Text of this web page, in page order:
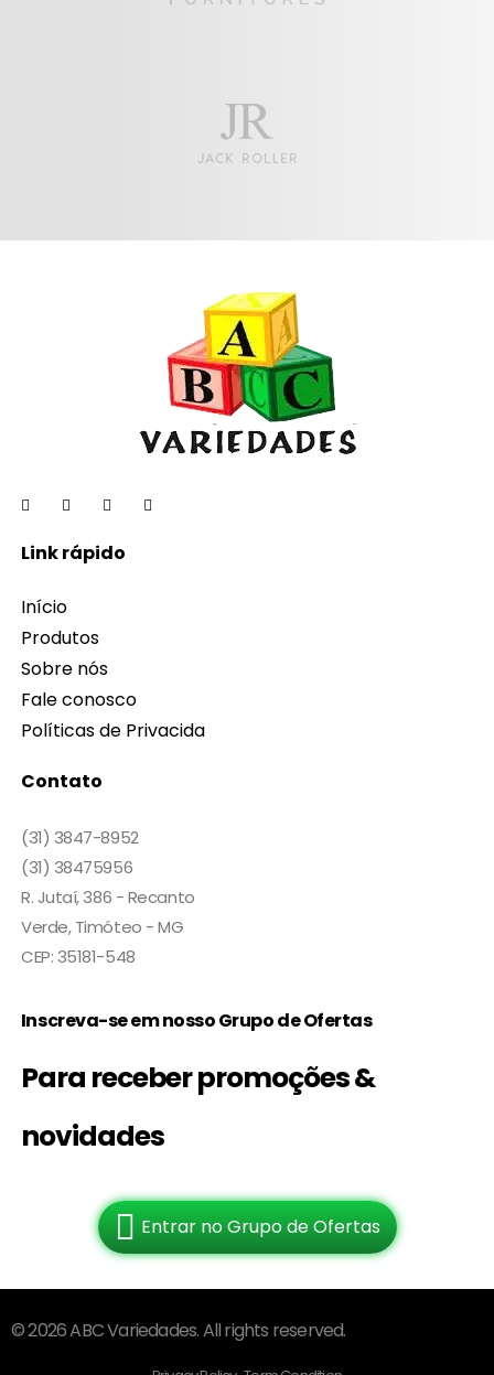
Link rápido
Início
Produtos
Sobre nós
Fale conosco
Políticas de Privacida
Contato
(31) 3847-8952
(31) 38475956
R. Jutaí, 386 - Recanto
Verde, Timóteo - MG
CEP: 35181-548
Inscreva-se em nosso Grupo de Ofertas
Para receber promoções &
novidades
Entrar no Grupo de Ofertas
© 2026 ABC Variedades. All rights reserved.